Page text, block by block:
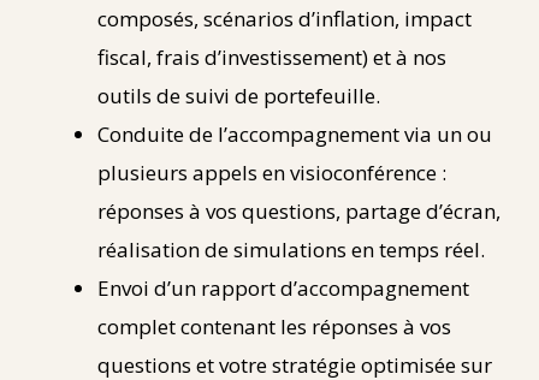
composés, scénarios d’inflation, impact
fiscal, frais d’investissement) et à nos
outils de suivi de portefeuille.
Conduite de l’accompagnement via un ou
plusieurs appels en visioconférence :
réponses à vos questions, partage d’écran,
réalisation de simulations en temps réel.
Envoi d’un rapport d’accompagnement
complet contenant les réponses à vos
questions et votre stratégie optimisée sur